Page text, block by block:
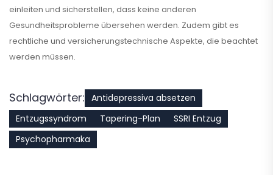
einleiten und sicherstellen, dass keine anderen
Gesundheitsprobleme übersehen werden. Zudem gibt es
rechtliche und versicherungstechnische Aspekte, die beachtet
werden müssen.
Schlagwörter: Antidepressiva absetzen
Entzugssyndrom
Tapering-Plan
SSRI Entzug
Psychopharmaka